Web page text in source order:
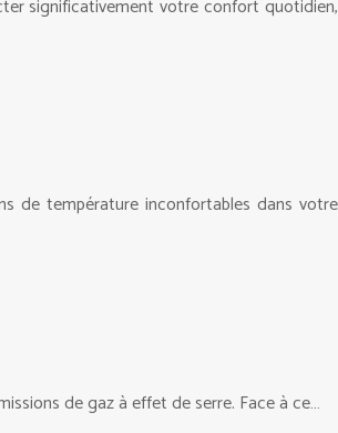
significativement votre confort quotidien,
de température inconfortables dans votre
de gaz à effet de serre. Face à ce…